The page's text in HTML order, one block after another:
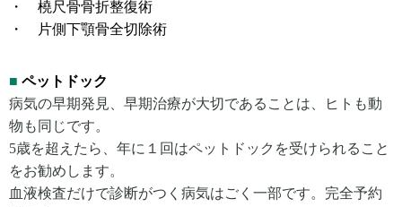
・ 橈尺骨骨折整復術
・ 片側下顎骨全切除術
■ ペットドック
病気の早期発見、早期治療が大切であることは、ヒトも動
物も同じです。
5歳を超えたら、年に１回はペットドックを受けられること
をお勧めします。
血液検査だけで診断がつく病気はごく一部です。完全予約